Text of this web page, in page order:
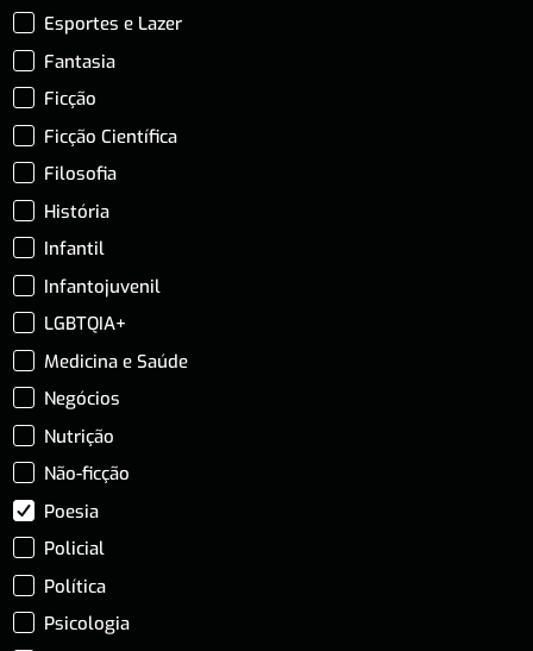
Esportes e Lazer
Fantasia
Ficção
Ficção Científica
Filosofia
História
Infantil
Infantojuvenil
LGBTQIA+
Medicina e Saúde
Negócios
Nutrição
Não-ficção
Poesia
Policial
Política
Psicologia